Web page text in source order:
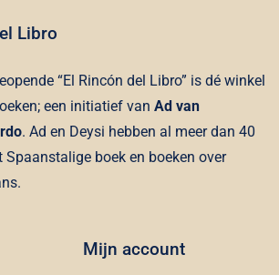
Libro
“El Rincón del Libro” is dé winkel
een initiatief van Ad van
. Ad en Deysi hebben al meer dan 40
boek en boeken over
Mijn account